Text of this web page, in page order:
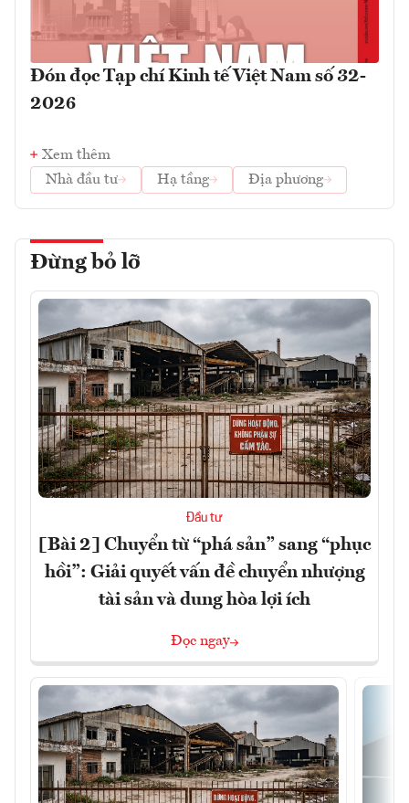
Đón đọc Tạp chí Kinh tế Việt Nam số 32-
2026
Xem thêm
Nhà đầu tư
Hạ tầng Địa phương
Đừng bỏ lỡ
Đầu tư
[Bài 2] Chuyển từ “phá sản” sang “phục
hồi”: Giải quyết vấn đề chuyển nhượng
tài sản và dung hòa lợi ích
Đọc ngay